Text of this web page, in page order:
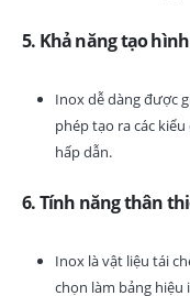
5. Khả năng tạo
Inox dễ dàng được
phép tạo ra các
hấp dẫn.
6. Tính năng thân
Inox là vật liệu tái
chọn làm bảng hiệu